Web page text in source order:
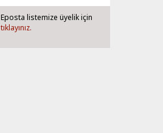
Eposta listemize üyelik için
tıklayınız.